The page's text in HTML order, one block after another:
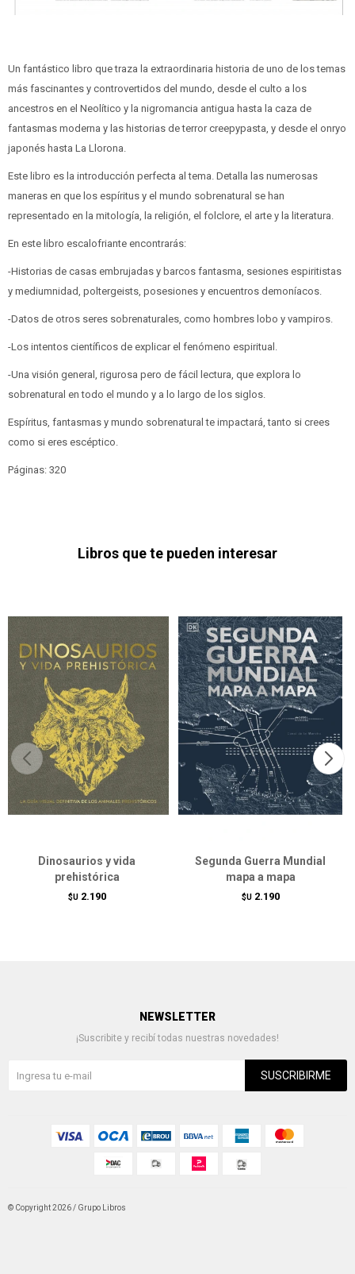
Un fantástico libro que traza la extraordinaria historia de uno de los temas
más fascinantes y controvertidos del mundo, desde el culto a los
ancestros en el Neolítico y la nigromancia antigua hasta la caza de
fantasmas moderna y las historias de terror creepypasta, y desde el onryo
japonés hasta La Llorona.
Este libro es la introducción perfecta al tema. Detalla las numerosas
maneras en que los espíritus y el mundo sobrenatural se han
representado en la mitología, la religión, el folclore, el arte y la literatura.
En este libro escalofriante encontrarás:
-Historias de casas embrujadas y barcos fantasma, sesiones espiritistas
y mediumnidad, poltergeists, posesiones y encuentros demoníacos.
-Datos de otros seres sobrenaturales, como hombres lobo y vampiros.
-Los intentos científicos de explicar el fenómeno espiritual.
-Una visión general, rigurosa pero de fácil lectura, que explora lo
sobrenatural en todo el mundo y a lo largo de los siglos.
Espíritus, fantasmas y mundo sobrenatural te impactará, tanto si crees
como si eres escéptico.
Páginas: 320
Libros que te pueden interesar
Dinosaurios y vida
prehistórica
$U 2.190
Segunda Guerra Mundial
mapa a mapa
$U 2.190
NEWSLETTER
¡Suscribite y recibí todas nuestras novedades!
SUSCRIBIRME
© Copyright 2026 / Grupo Libros